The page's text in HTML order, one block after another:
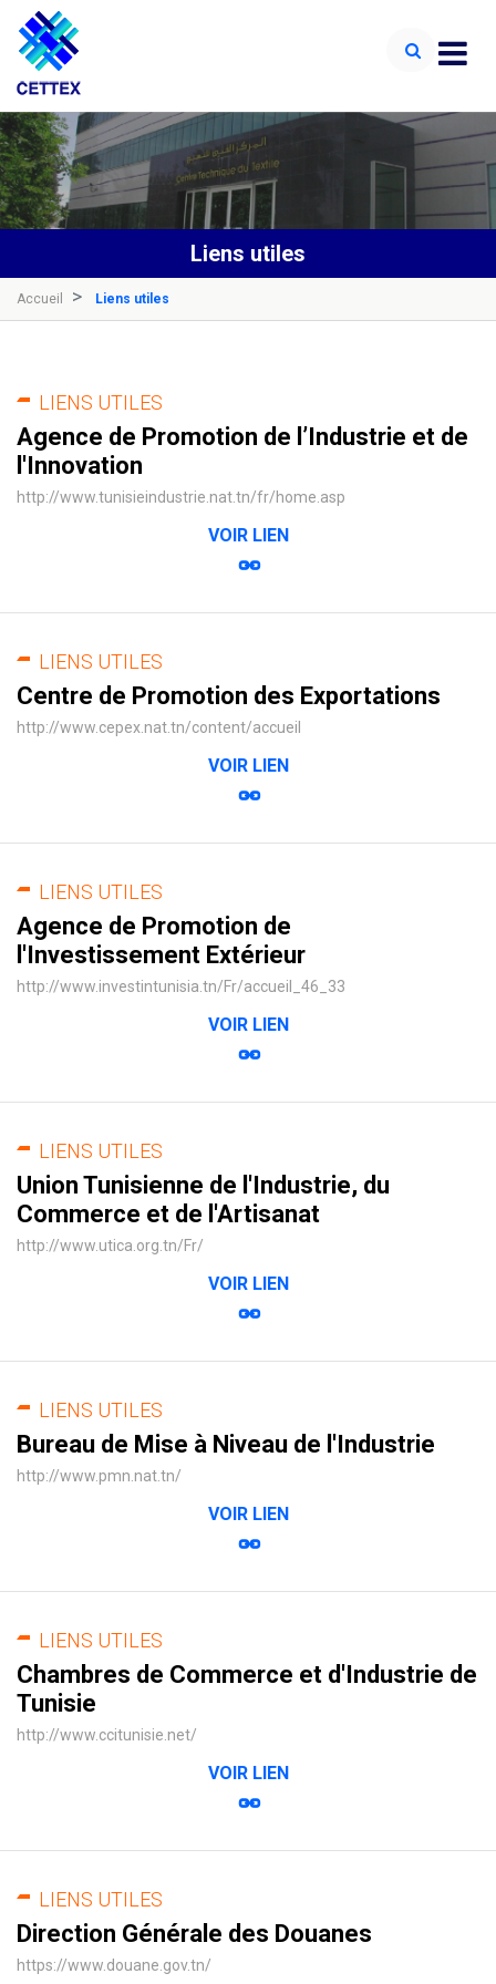
Liens utiles
Accueil Liens utiles
LIENS UTILES
Agence de Promotion de l’Industrie et de
l'Innovation
http://www.tunisieindustrie.nat.tn/fr/home.asp
VOIR LIEN
LIENS UTILES
Centre de Promotion des Exportations
http://www.cepex.nat.tn/content/accueil
VOIR LIEN
LIENS UTILES
Agence de Promotion de
l'Investissement Extérieur
http://www.investintunisia.tn/Fr/accueil_46_33
VOIR LIEN
LIENS UTILES
Union Tunisienne de l'Industrie, du
Commerce et de l'Artisanat
http://www.utica.org.tn/Fr/
VOIR LIEN
LIENS UTILES
Bureau de Mise à Niveau de l'Industrie
http://www.pmn.nat.tn/
VOIR LIEN
LIENS UTILES
Chambres de Commerce et d'Industrie de
Tunisie
http://www.ccitunisie.net/
VOIR LIEN
LIENS UTILES
Direction Générale des Douanes
https://www.douane.gov.tn/